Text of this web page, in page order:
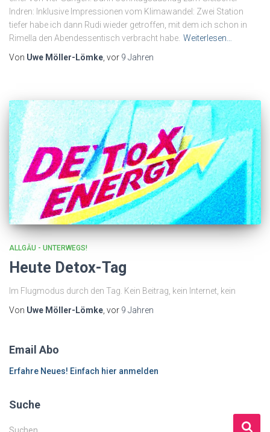
Indren: Inklusive Impressionen vom Klimawandel: Zwei Station
tiefer habe ich dann Rudi wieder getroffen, mit dem ich schon in
Rimella den Abendessentisch verbracht habe. Weiterlesen…
Von Uwe Möller-Lömke , vor 9 Jahren
ALLGÄU - UNTERWEGS!
Heute Detox-Tag
Im Flugmodus durch den Tag. Kein Beitrag, kein Internet, kein
Von Uwe Möller-Lömke, vor 9 Jahren
Email Abo
Erfahre Neues! Einfach hier anmelden
Suche
S